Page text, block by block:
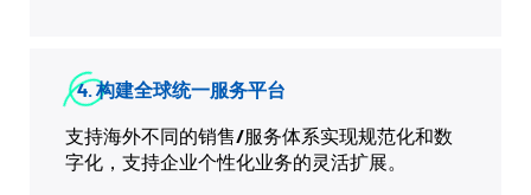
4. 构建全球统一服务平台
支持海外不同的销售/服务体系实现规范化和数
字化，支持企业个性化业务的灵活扩展。